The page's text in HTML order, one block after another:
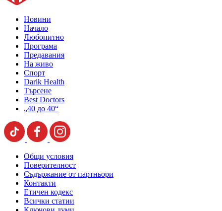
Новини
Начало
Любопитно
Програма
Предавания
На живо
Спорт
Darik Health
Търсене
Best Doctors
„40 до 40“
Общи условия
Поверителност
Съдържание от партньори
Контакти
Етичен кодекс
Всички статии